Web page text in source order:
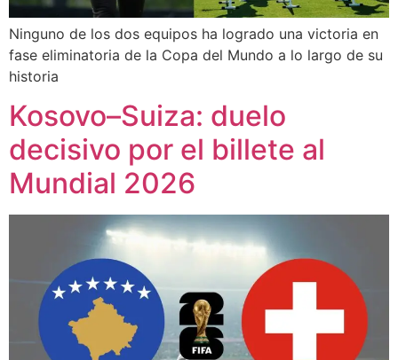
Ninguno de los dos equipos ha logrado una victoria en
fase eliminatoria de la Copa del Mundo a lo largo de su
historia
Kosovo–Suiza: duelo
decisivo por el billete al
Mundial 2026